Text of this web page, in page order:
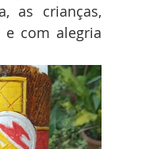
as crianças,
e com alegria